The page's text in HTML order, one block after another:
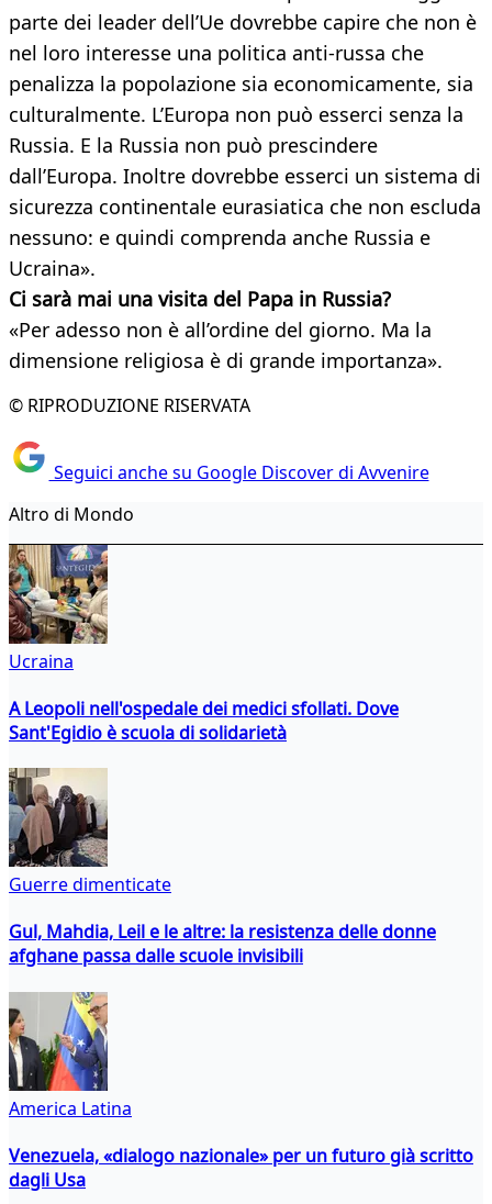
parte dei leader dell’Ue dovrebbe capire che non è
nel loro interesse una politica anti-russa che
penalizza la popolazione sia economicamente, sia
culturalmente. L’Europa non può esserci senza la
Russia. E la Russia non può prescindere
dall’Europa. Inoltre dovrebbe esserci un sistema di
sicurezza continentale eurasiatica che non escluda
nessuno: e quindi comprenda anche Russia e
Ucraina».
Ci sarà mai una visita del Papa in Russia?
«Per adesso non è all’ordine del giorno. Ma la
dimensione religiosa è di grande importanza».
© RIPRODUZIONE RISERVATA
Seguici anche su Google Discover di Avvenire
Altro di Mondo
Ucraina
A Leopoli nell'ospedale dei medici sfollati. Dove
Sant'Egidio è scuola di solidarietà
Guerre dimenticate
Gul, Mahdia, Leil e le altre: la resistenza delle donne
afghane passa dalle scuole invisibili
America Latina
Venezuela, «dialogo nazionale» per un futuro già scritto
dagli Usa